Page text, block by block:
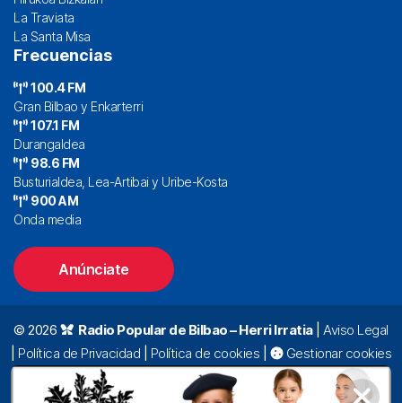
La Traviata
La Santa Misa
Frecuencias
100.4 FM
Gran Bilbao y Enkarterri
107.1 FM
Durangaldea
98.6 FM
Busturialdea, Lea-Artibai y Uribe-Kosta
900 AM
Onda media
Anúnciate
© 2026 Radio Popular de Bilbao – Herri Irratia|Aviso Legal
Política de Privacidad Política de cookies
Gestionar cookies
Alda. Mazarredo, 47 – 7º 48009 Bilbao |
94 423 92 00|